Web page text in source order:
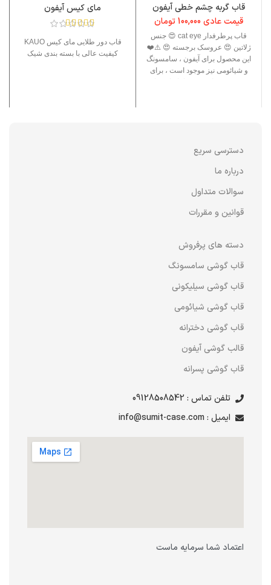
قاب گربه چشم خطی آیفون
قیمت عادی100,000تومان
قاب پرطرفدار cat eye 😍 جنس
ژلاتین 😍 عروسک برجسته 😍 ⚠️❤️
این محصول برای آیفون ، سامسونگ
و شیائومی نیز موجود است ، برای
مای کیس آیفون
قاب دور طلایی مای کیس KAUO
کیفیت عالی با بسته بندی شیک
دسترسی سریع
درباره ما
سوالات متداول
قوانین و مقررات
دسته های پرفروش
قاب گوشی سامسونگ
قاب گوشی سیلیکونی
قاب گوشی شیائومی
قاب گوشی دخترانه
قالب گوشی آیفون
قاب گوشی پسرانه
تلفن تماس : 09128508542
ایمیل : info@sumit-case.com
اعتماد شما سرمایه ماست